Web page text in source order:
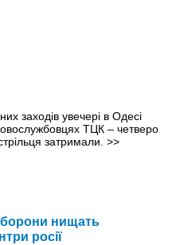
заходів увечері в Одесі
ТЦК – четверо
затримали. >>
нищать
росії